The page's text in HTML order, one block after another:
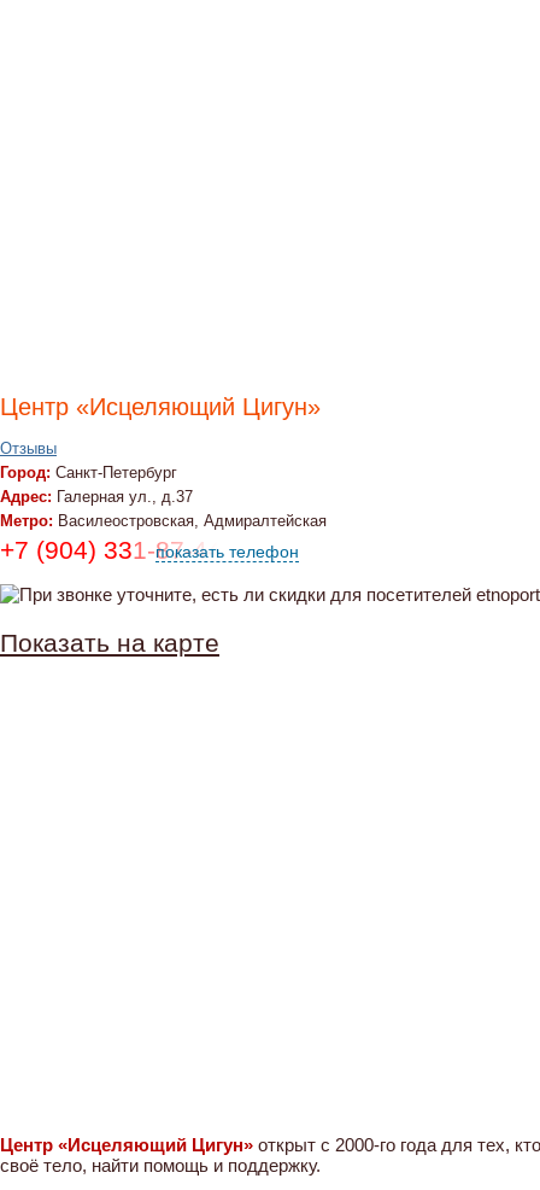
Центр «Исцеляющий Цигун»
Отзывы
Город: Санкт-Петербург
Адрес: Галерная ул., д.37
Метро: Василеостровская, Адмиралтейская
+7 (904) 331-87-44, (921) 785-04-75
показать телефон
Показать на карте
Центр «Исцеляющий Цигун» открыт с 2000-го года для тех,
своё тело, найти помощь и поддержку.